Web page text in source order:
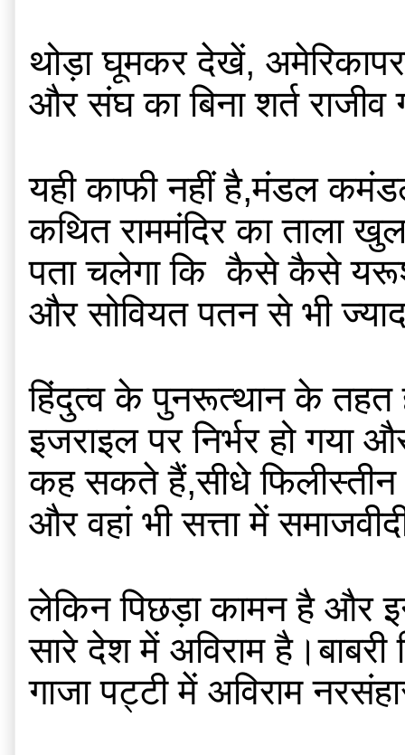
थोड़ा घूमकर देखें,
और संघ का बिना शर्त राजीव
यही काफी नहीं है,मंडल
कथित राममंदिर का ताला
पता चलेगा कि  कैसे कैसे
और सोवियत पतन से भी
हिंदुत्व के पुनरूत्थान के तहत
इजराइल पर निर्भर हो गया
कह सकते हैं,सीधे फिलीस्तीन
और वहां भी सत्ता में
लेकिन पिछड़ा कामन है और
सारे देश में अविराम है।बाबरी
गाजा पट्टी में अविराम